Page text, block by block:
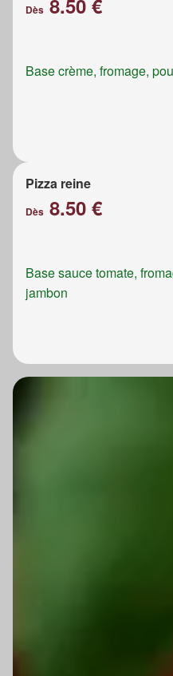
Dès 8.50 €
Base crème, fromage,
Pizza reine
Dès 8.50 €
Base sauce tomate,
jambon